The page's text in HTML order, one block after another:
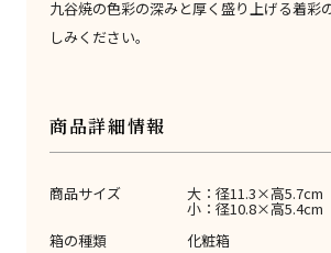
九谷焼の色彩の深みと厚く盛り上げる着彩
しみください。
商品詳細情報
商品サイズ 大：径11.3×高5.7cm
小：径10.8×高5.4cm
箱の種類
化粧箱